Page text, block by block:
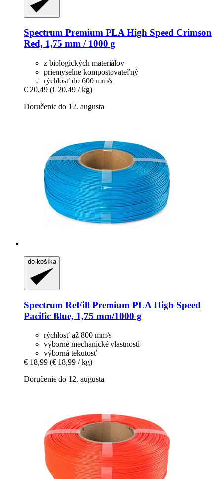
Spectrum Premium PLA High Speed Crimson
Red, 1,75 mm / 1000 g
z biologických materiálov
priemyselne kompostovateľný
rýchlosť do 600 mm/s
€ 20,49 (€ 20,49 / kg)
Doručenie do 12. augusta
do košíka
Spectrum ReFill Premium PLA High Speed
Pacific Blue, 1,75 mm/1000 g
rýchlosť až 800 mm/s
výborné mechanické vlastnosti
výborná tekutosť
€ 18,99 (€ 18,99 / kg)
Doručenie do 12. augusta